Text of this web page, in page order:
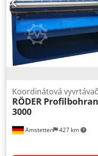
Amstetten 427 km
Koordinátová
RÖDER
3000